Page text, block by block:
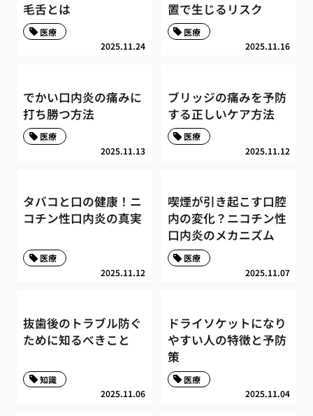
毛舌とは
2025.11.24
医療
置で生じるリスク
2025.11.16
医療
でかい口内炎の痛みに
打ち勝つ方法
2025.11.13
医療
ブリッジの痛みを予防
する正しいケア方法
2025.11.12
医療
タバコと口の健康！ニ
コチン性口内炎の真実
2025.11.12
医療
喫煙が引き起こす口腔
内の変化？ニコチン性
口内炎のメカニズム
2025.11.07
医療
抜歯後のトラブル防ぐ
ために知るべきこと
2025.11.06
知識
ドライソケットになり
やすい人の特徴と予防
策
2025.11.04
医療